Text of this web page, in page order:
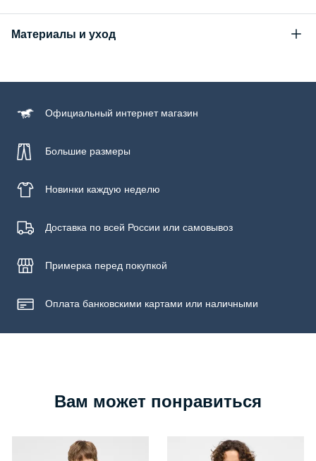
Материалы и уход
100% хлопок
Бережная стирка при температуре не более 30С, химчистка
запрещена
Официальный интернет магазин
Большие размеры
Новинки каждую неделю
Доставка по всей России или самовывоз
Примерка перед покупкой
Оплата банковскими картами или наличными
Вам может понравиться